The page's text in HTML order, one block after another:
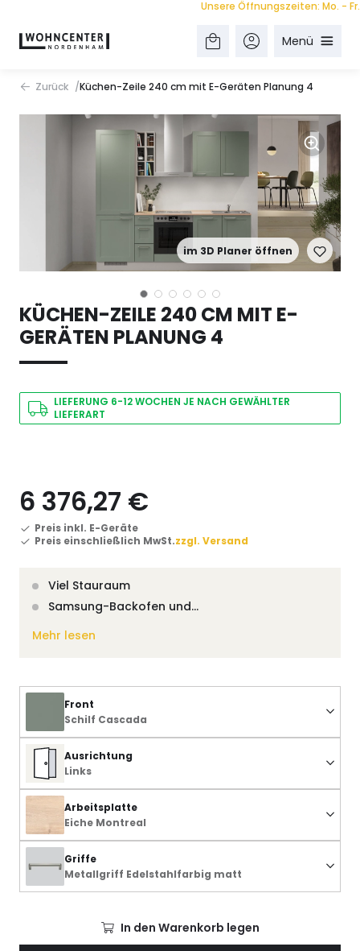
Unsere Öffnungszeiten: Mo. - Fr.
Menü
Zurück Küchen-Zeile 240 cm mit E-Geräten Planung 4
im 3D Planer öffnen
KÜCHEN-ZEILE 240 CM MIT E-
GERÄTEN PLANUNG 4
LIEFERUNG 6-12 WOCHEN JE NACH GEWÄHLTER
LIEFERART
6 376,27 €
Preis inkl. E-Geräte
Preis einschließlich MwSt.zzgl. Versand
Viel Stauraum
Samsung-Backofen und…
Mehr lesen
Front
Schilf Cascada
Ausrichtung
Links
Arbeitsplatte
Eiche Montreal
Griffe
Metallgriff Edelstahlfarbig matt
In den Warenkorb legen